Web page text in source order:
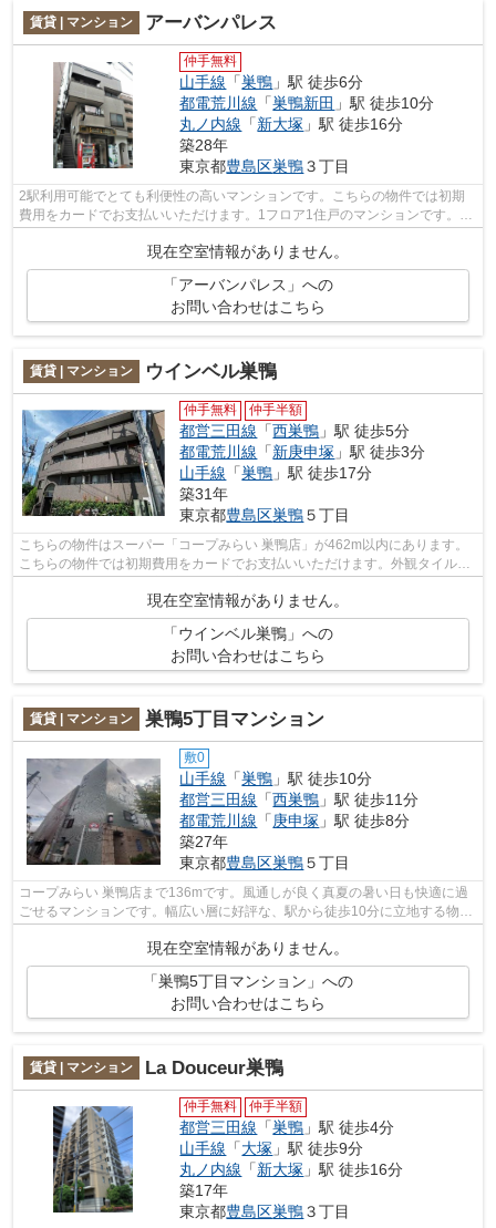
賃貸 | マンション アーバンパレス
仲手無料
山手線 「巣鴨 」駅 徒歩6分
都電荒川線 「巣鴨新田 」駅 徒歩10分
丸ノ内線 「新大塚 」駅 徒歩16分
築28年
東京都豊島区巣鴨３丁目
2駅利用可能でとても利便性の高いマンションです。こちらの物件では初期
費用をカードでお支払いいただけます。1フロア1住戸のマンションです。外
現在空室情報がありません。
「アーバンパレス」への
お問い合わせはこちら
賃貸 | マンション ウインベル巣鴨
仲手無料 仲手半額
都営三田線 「西巣鴨 」駅 徒歩5分
都電荒川線 「新庚申塚 」駅 徒歩3分
山手線 「巣鴨 」駅 徒歩17分
築31年
東京都豊島区巣鴨５丁目
こちらの物件はスーパー「コープみらい 巣鴨店」が462m以内にあります。
こちらの物件では初期費用をカードでお支払いいただけます。外観タイル張
りは、物件の骨組みを守るのにも役立ち...
現在空室情報がありません。
「ウインベル巣鴨」への
お問い合わせはこちら
賃貸 | マンション 巣鴨5丁目マンション
敷0
山手線 「巣鴨 」駅 徒歩10分
都営三田線 「西巣鴨 」駅 徒歩11分
都電荒川線 「庚申塚 」駅 徒歩8分
築27年
東京都豊島区巣鴨５丁目
コープみらい 巣鴨店まで136mです。風通しが良く真夏の暑い日も快適に過
ごせるマンションです。幅広い層に好評な、駅から徒歩10分に立地する物件
現在空室情報がありません。
「巣鴨5丁目マンション」への
お問い合わせはこちら
賃貸 | マンション La Douceur巣鴨
仲手無料 仲手半額
都営三田線 「巣鴨 」駅 徒歩4分
山手線 「大塚 」駅 徒歩9分
丸ノ内線 「新大塚 」駅 徒歩16分
築17年
東京都豊島区巣鴨３丁目